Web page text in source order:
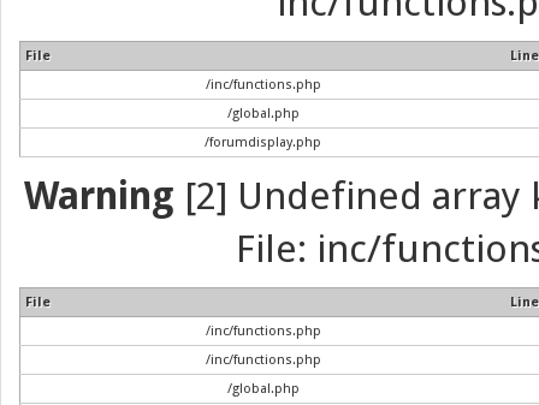
File
Line
/inc/functions.php
/global.php
/forumdisplay.php
Warning [2] Undefined array
File: inc/
File
Line
/inc/functions.php
/inc/functions.php
/global.php